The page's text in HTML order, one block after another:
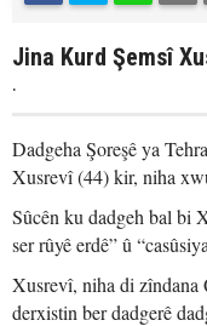
Jina Kurd Şemsî
.
Dadgeha Şoreşê ya
Xusrevî (44) kir, niha
Sûcên ku dadgeh bal bi
ser rûyê erdê” û
Xusrevî, niha di zîndana
derxistin ber dadgerê